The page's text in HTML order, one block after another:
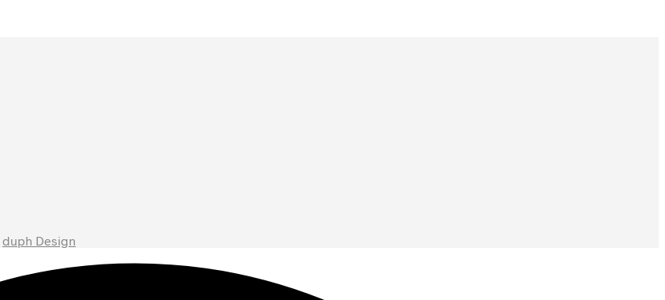
duph Design